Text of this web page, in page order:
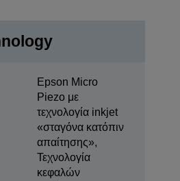
Epson Micro
Piezo με
τεχνολογία inkjet
«σταγόνα κατόπιν
απαίτησης»,
Τεχνολογία
κεφαλών